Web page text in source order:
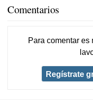
Comentarios
Para comentar es
Regístrate